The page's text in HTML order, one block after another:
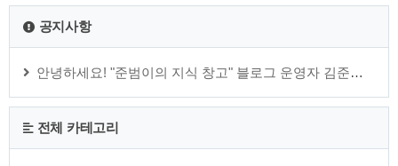
공지사항
안녕하세요! "준범이의 지식 창고" 블로그 운영자 김준범 입니다.
전체 카테고리